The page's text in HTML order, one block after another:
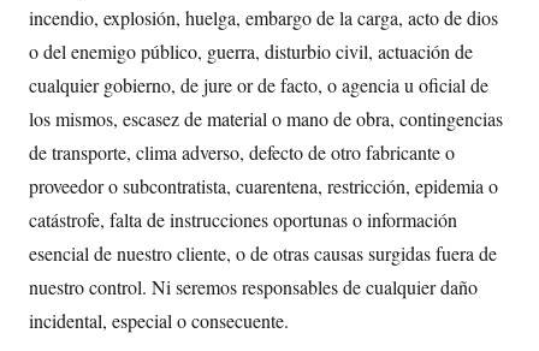
incendio, explosión, huelga, embargo de la carga, acto de dios
o del enemigo público, guerra, disturbio civil, actuación de
cualquier gobierno, de jure or de facto, o agencia u oficial de
los mismos, escasez de material o mano de obra, contingencias
de transporte, clima adverso, defecto de otro fabricante o
proveedor o subcontratista, cuarentena, restricción, epidemia o
catástrofe, falta de instrucciones oportunas o información
esencial de nuestro cliente, o de otras causas surgidas fuera de
nuestro control. Ni seremos responsables de cualquier daño
incidental, especial o consecuente.